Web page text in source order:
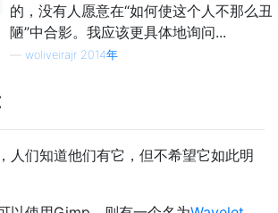
的，没有人愿意在“如何使这个人不那么丑
陋”中合影。我应该更具体地询问...
woliveirajr 2014年
人们知道他们有它，但不希望它如此明